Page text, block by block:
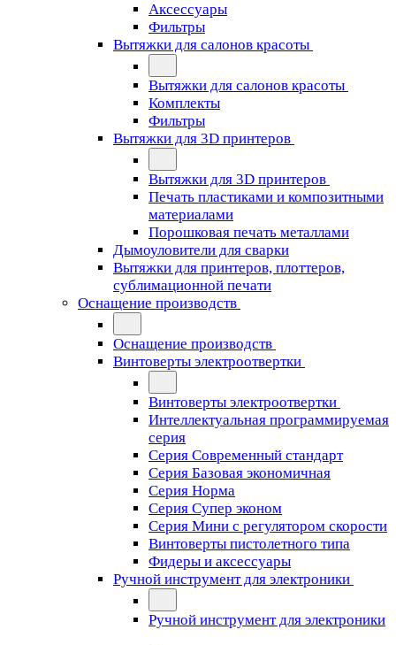
Аксессуары
Фильтры
Вытяжки для салонов красоты
Вытяжки для салонов красоты
Комплекты
Фильтры
Вытяжки для 3D принтеров
Вытяжки для 3D принтеров
Печать пластиками и композитными
материалами
Порошковая печать металлами
Дымоуловители для сварки
Вытяжки для принтеров, плоттеров,
сублимационной печати
Оснащение производств
Оснащение производств
Винтоверты электроотвертки
Винтоверты электроотвертки
Интеллектуальная программируемая
серия
Серия Современный стандарт
Серия Базовая экономичная
Серия Норма
Серия Cупер эконом
Серия Мини с регулятором скорости
Винтоверты пистолетного типа
Фидеры и аксессуары
Ручной инструмент для электроники
Ручной инструмент для электроники